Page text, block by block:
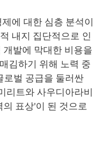
에 대한 심층 분석이
내지 집단적으로 인
개발에 막대한 비용을
김하기 위해 노력 중
로벌 공급을 둘러싼
리트와 사우디아라비
표상'이 된 것으로